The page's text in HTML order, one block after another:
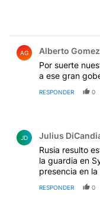
AG Alberto
Por suerte
a ese gran
RESPONDER 0
JD Julius
Rusia resulto
la guardia en
presencia en la
RESPONDER 0